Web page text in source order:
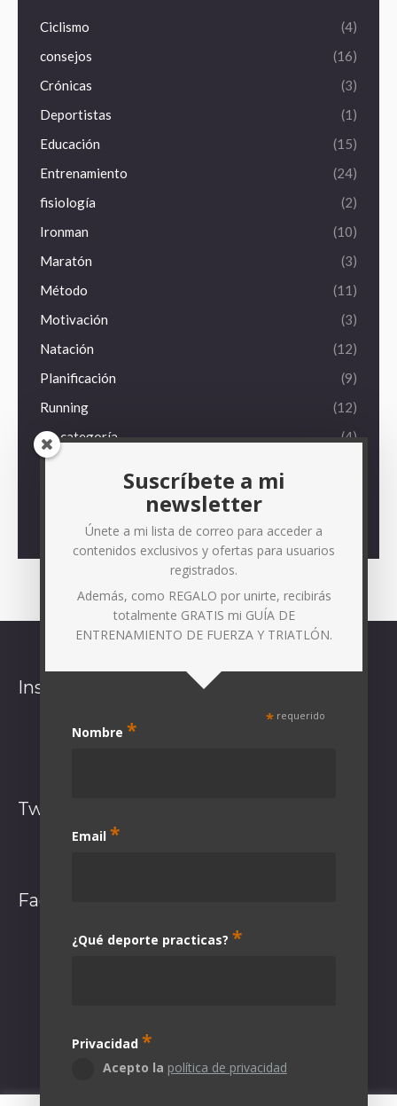
Ciclismo
(4)
consejos
(16)
Crónicas
(3)
Deportistas
(1)
Educación
(15)
Entrenamiento
(24)
fisiología
(2)
Ironman
(10)
Maratón
(3)
Método
(11)
Motivación
(3)
Natación
(12)
Planificación
(9)
Running
(12)
Sin categoría
(4)
Vivencias
Instagram
Twitter
Facebook
Suscríbete a mi
newsletter
Únete a mi lista de correo para acceder a
contenidos exclusivos y ofertas para usuarios
registrados.
Además, como REGALO por unirte, recibirás
totalmente GRATIS mi GUÍA DE
ENTRENAMIENTO DE FUERZA Y TRIATLÓN.
* requerido
Nombre *
Email *
¿Qué deporte practicas? *
Privacidad *
Acepto la política de privacidad